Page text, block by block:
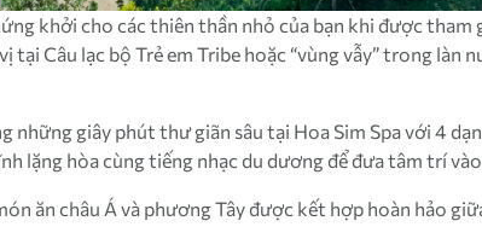
khởi cho các thiên thần nhỏ của bạn khi được
Câu lạc bộ Trẻ em Tribe hoặc “vùng vẫy” trong
những giây phút thư giãn sâu tại Hoa Sim Spa với 4
lặng hòa cùng tiếng nhạc du dương để đưa tâm trí
ăn châu Á và phương Tây được kết hợp hoàn hảo